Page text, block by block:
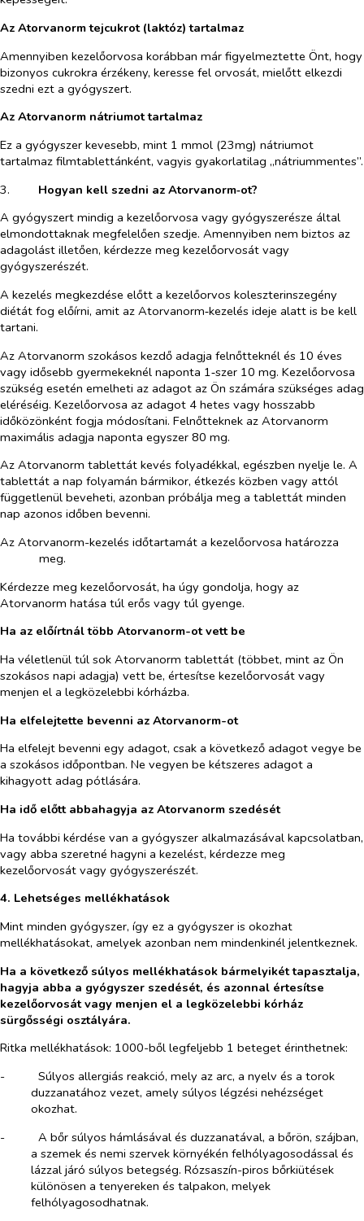
Az Atorvanorm tejcukrot (laktóz) tartalmaz
Amennyiben kezelőorvosa korábban már figyelmeztette Önt, hogy
bizonyos cukrokra érzékeny, keresse fel orvosát, mielőtt elkezdi
szedni ezt a gyógyszert.
Az Atorvanorm nátriumot tartalmaz
Ez a gyógyszer kevesebb, mint 1 mmol (23mg) nátriumot
tartalmaz filmtablettánként, vagyis gyakorlatilag „nátriummentes”.
3.​
Hogyan kell szedni az Atorvanorm‑ot?
A gyógyszert mindig a kezelőorvosa vagy gyógyszerésze által
elmondottaknak megfelelően szedje. Amennyiben nem biztos az
adagolást illetően, kérdezze meg kezelőorvosát vagy
gyógyszerészét.
A kezelés megkezdése előtt a kezelőorvos koleszterinszegény
diétát fog előírni, amit az Atorvanorm‑kezelés ideje alatt is be kell
tartani.
Az Atorvanorm szokásos kezdő adagja felnőtteknél és 10 éves
vagy idősebb gyermekeknél naponta 1‑szer 10 mg. Kezelőorvosa
szükség esetén emelheti az adagot az Ön számára szükséges adag
eléréséig. Kezelőorvosa az adagot 4 hetes vagy hosszabb
időközönként fogja módosítani. Felnőtteknek az Atorvanorm
maximális adagja naponta egyszer 80 mg.
Az Atorvanorm tablettát kevés folyadékkal, egészben nyelje le. A
tablettát a nap folyamán bármikor, étkezés közben vagy attól
függetlenül beveheti, azonban próbálja meg a tablettát minden
nap azonos időben bevenni.
Az Atorvanorm-kezelés időtartamát a kezelőorvosa határozza
meg.
Kérdezze meg kezelőorvosát, ha úgy gondolja, hogy az
Atorvanorm hatása túl erős vagy túl gyenge.
Ha az előírtnál több Atorvanorm-ot vett be
Ha véletlenül túl sok Atorvanorm tablettát (többet, mint az Ön
szokásos napi adagja) vett be, értesítse kezelőorvosát vagy
menjen el a legközelebbi kórházba.
Ha elfelejtette bevenni az Atorvanorm-ot
Ha elfelejt bevenni egy adagot, csak a következő adagot vegye be
a szokásos időpontban. Ne vegyen be kétszeres adagot a
kihagyott adag pótlására.
Ha idő előtt abbahagyja az Atorvanorm szedését
Ha további kérdése van a gyógyszer alkalmazásával kapcsolatban,
vagy abba szeretné hagyni a kezelést, kérdezze meg
kezelőorvosát vagy gyógyszerészét.
4. Lehetséges mellékhatások
Mint minden gyógyszer, így ez a gyógyszer is okozhat
mellékhatásokat, amelyek azonban nem mindenkinél jelentkeznek.
Ha a következő súlyos mellékhatások bármelyikét tapasztalja,
hagyja abba a gyógyszer szedését, és azonnal értesítse
kezelőorvosát vagy menjen el a legközelebbi kórház
sürgősségi osztályára.
Ritka mellékhatások: 1000-ből legfeljebb 1 beteget érinthetnek:
-​
Súlyos allergiás reakció, mely az arc, a nyelv és a torok
duzzanatához vezet, amely súlyos légzési nehézséget
okozhat.
-​
A bőr súlyos hámlásával és duzzanatával, a bőrön, szájban,
a szemek és nemi szervek környékén felhólyagosodással és
lázzal járó súlyos betegség. Rózsaszín-piros bőrkiütések
különösen a tenyereken és talpakon, melyek
felhólyagosodhatnak.